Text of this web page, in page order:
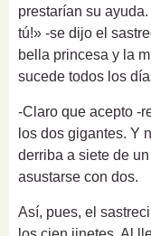
prestarían su
tú!» -se dijo el
bella princesa y la
sucede todos los
-Claro que acepto -
los dos gigantes. Y
derriba a siete de
asustarse con dos.
Así, pues, el